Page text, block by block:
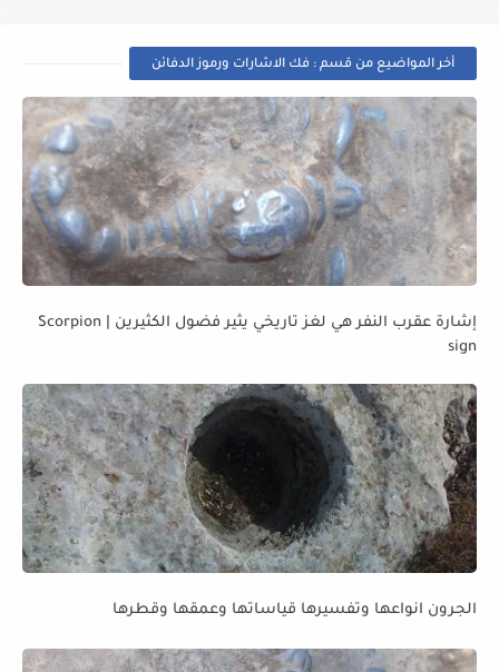
أخر المواضيع من قسم : فك الاشارات ورموز الدفائن
إشارة عقرب النفر هي لغز تاريخي يثير فضول الكثيرين | Scorpion
sign
الجرون انواعها وتفسيرها قياساتها وعمقها وقطرها